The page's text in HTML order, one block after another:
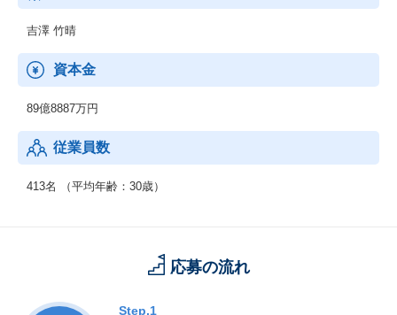
(3)情報メディア事業
在宅副業の新しいカタチを提案、関連会社のメディアを展開
(4)クリエイティブ事業
WebサイトやFacebookページの制作、ランディングページ制作、
上拡大に貢献します。
吉澤 竹晴
資本金
89億8887万円
従業員数
413名 （平均年齢：30歳）
応募の流れ
Step.1